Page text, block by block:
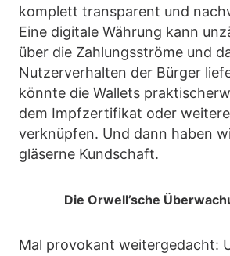
komplett transparent und
Eine digitale Währung kann
über die Zahlungsströme und
Nutzerverhalten der Bürger
könnte die Wallets
dem Impfzertifikat oder
verknüpfen. Und dann haben
gläserne Kundschaft.
Die Orwell’sche
Mal provokant weitergedacht: